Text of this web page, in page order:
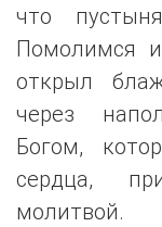
что
Помолимся
открыл
через
Богом,
сердца,
молитвой.